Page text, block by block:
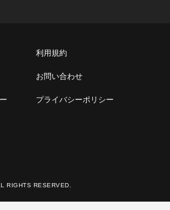
利用規約
お問い合わせ
プライバシーポリシー
RIGHTS RESERVED.